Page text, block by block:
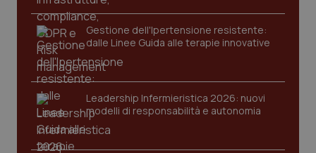
Gestione dell'Ipertensione resistente:
dalle Linee Guida alle terapie innovative
Leadership Infermieristica 2026: nuovi
modelli di responsabilità e autonomia
CookieScriptConsent
CookieScript